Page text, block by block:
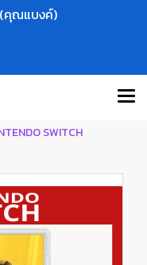
คุณแบงค์)
SWITCH